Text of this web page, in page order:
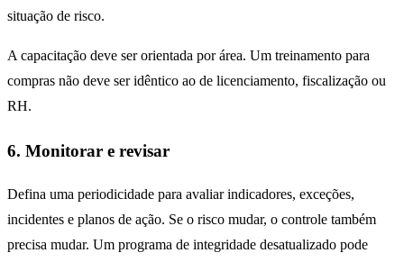
situação de risco.
A capacitação deve ser orientada por área. Um treinamento para
compras não deve ser idêntico ao de licenciamento, fiscalização ou
RH.
6. Monitorar e revisar
Defina uma periodicidade para avaliar indicadores, exceções,
incidentes e planos de ação. Se o risco mudar, o controle também
precisa mudar. Um programa de integridade desatualizado pode